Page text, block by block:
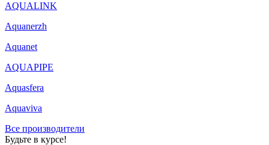
AQUALINK
Aquanerzh
Aquanet
AQUAPIPE
Aquasfera
Aquaviva
Все производители
Будьте в курсе!